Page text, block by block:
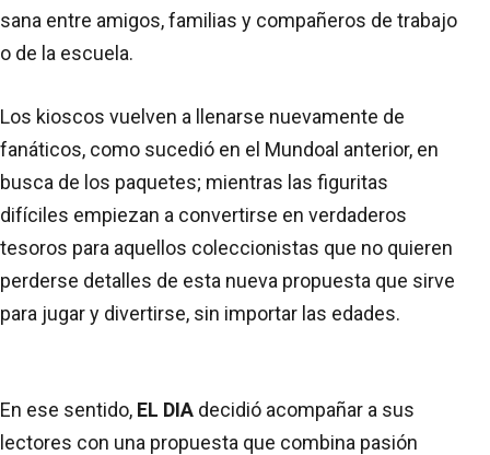
sana entre amigos, familias y compañeros de trabajo
o de la escuela.
Los kioscos vuelven a llenarse nuevamente de
fanáticos, como sucedió en el Mundoal anterior, en
busca de los paquetes; mientras las figuritas
difíciles empiezan a convertirse en verdaderos
tesoros para aquellos coleccionistas que no quieren
perderse detalles de esta nueva propuesta que sirve
para jugar y divertirse, sin importar las edades.
En ese sentido, EL DIA decidió acompañar a sus
lectores con una propuesta que combina pasión